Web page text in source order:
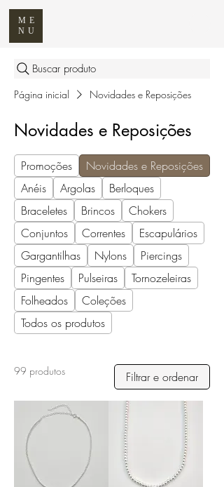
ME
NU
Buscar produto
Página inicial Novidades e Reposições
Novidades e Reposições
Promoções
Novidades e Reposições
Anéis
Argolas
Berloques
Braceletes
Brincos
Chokers
Conjuntos
Correntes
Escapulários
Gargantilhas
Nylons
Piercings
Pingentes
Pulseiras
Tornozeleiras
Folheados
Coleções
Todos os produtos
99 produtos Filtrar e ordenar